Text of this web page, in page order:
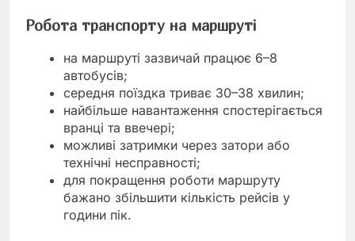
Робота транспорту на маршруті
на маршруті зазвичай працює 6–8
автобусів;
середня поїздка триває 30–38 хвилин;
найбільше навантаження спостерігається
вранці та ввечері;
можливі затримки через затори або
технічні несправності;
для покращення роботи маршруту
бажано збільшити кількість рейсів у
години пік.